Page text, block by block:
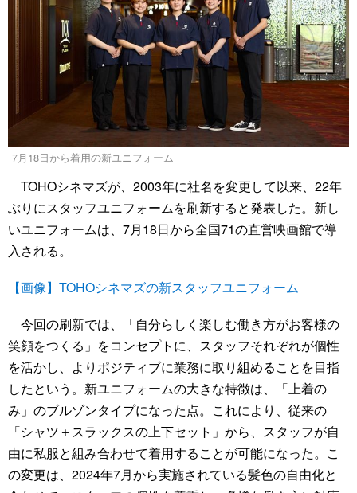
7月18日から着用の新ユニフォーム
TOHOシネマズが、2003年に社名を変更して以来、22年
ぶりにスタッフユニフォームを刷新すると発表した。新し
いユニフォームは、7月18日から全国71の直営映画館で導
入される。
【画像】TOHOシネマズの新スタッフユニフォーム
今回の刷新では、「自分らしく楽しむ働き方がお客様の
笑顔をつくる」をコンセプトに、スタッフそれぞれが個性
を活かし、よりポジティブに業務に取り組めることを目指
したという。新ユニフォームの大きな特徴は、「上着の
み」のブルゾンタイプになった点。これにより、従来の
「シャツ＋スラックスの上下セット」から、スタッフが自
由に私服と組み合わせて着用することが可能になった。こ
の変更は、2024年7月から実施されている髪色の自由化と